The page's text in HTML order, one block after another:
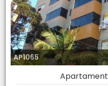
AP1065